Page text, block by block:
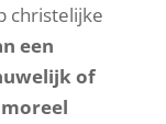
christelijke
een
of